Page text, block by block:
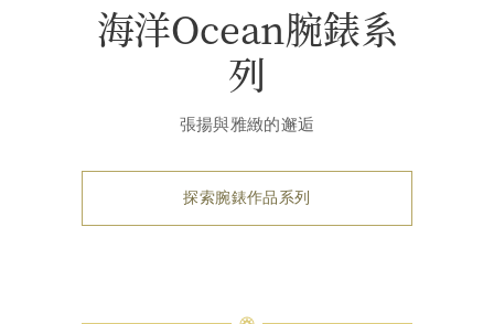
海洋Ocean腕錶系
列
張揚與雅緻的邂逅
探索腕錶作品系列